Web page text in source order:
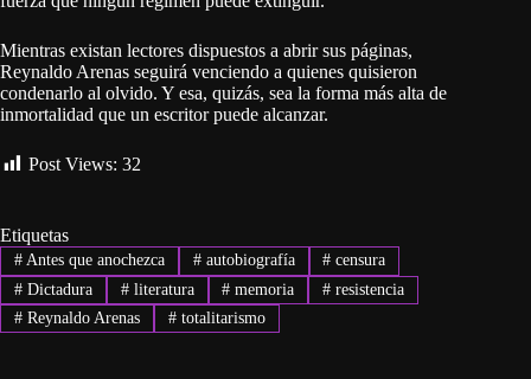
Mientras existan lectores dispuestos a abrir sus páginas,
Reynaldo Arenas seguirá venciendo a quienes quisieron
condenarlo al olvido. Y esa, quizás, sea la forma más alta de
inmortalidad que un escritor puede alcanzar.
Post Views: 32
Etiquetas
#Antes que anochezca #autobiografía # censura
#Dictadura #literatura # memoria # resistencia
#Reynaldo Arenas #totalitarismo